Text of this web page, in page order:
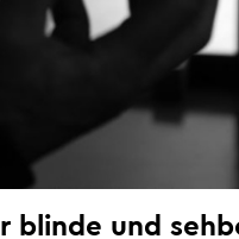
blin­de und